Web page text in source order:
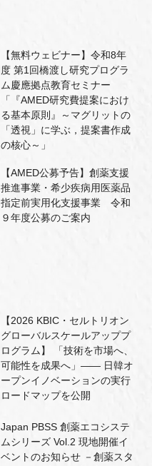
【無料ウェビナー】令和8年
度 第1回橋渡し研究プログラ
ム慶應拠点教育セミナー
「『AMED研究費提案におけ
る基本原則』～マグリットの
「透視」に学ぶ，提案書作成
の核心～」
【AMED公募予告】創薬支援
推進事業・希少疾病用医薬品
指定前実用化支援事業 令和
９年度公募のご案内
【2026 KBIC・セルトリオン
グローバルスケールアッププ
ログラム】 「技術を市場へ、
可能性を成果へ」―― 日韓オ
ープンイノベーションの実行
ロードマップを公開
Japan PBSS 創薬エコシステ
ムシリーズ Vol.2 現地開催イ
ベントのお知らせ －創薬スタ